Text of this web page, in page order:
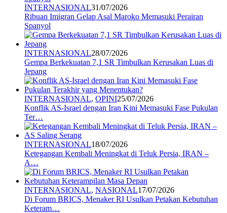
INTERNASIONAL31/07/2026
Ribuan Imigran Gelap Asal Maroko Memasuki Perairan
Spanyol
INTERNASIONAL28/07/2026
Gempa Berkekuatan 7,1 SR Timbulkan Kerusakan Luas di
Jepang
INTERNASIONAL, OPINI25/07/2026
Konflik AS-Israel dengan Iran Kini Memasuki Fase Pukulan
Ter…
INTERNASIONAL18/07/2026
Ketegangan Kembali Meningkat di Teluk Persia, IRAN –
A…
INTERNASIONAL, NASIONAL17/07/2026
Di Forum BRICS, Menaker RI Usulkan Petakan Kebutuhan
Keteram…